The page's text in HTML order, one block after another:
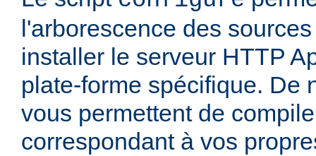
l'arborescence des
installer le serveur HTTP
plate-forme spécifique. De
vous permettent de
correspondant à vos